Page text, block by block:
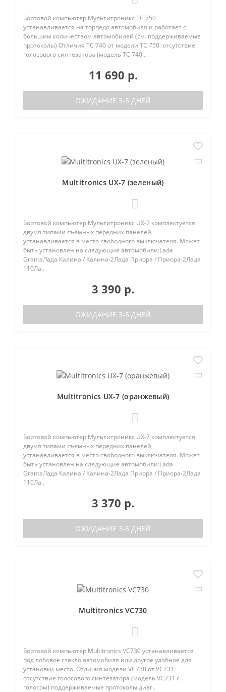
Бортовой компьютер Мультитроникс TC 750
устанавливается на торпедо автомобиля и работает с
большим количеством автомобилей (см. поддерживаемые
протоколы) Отличия TC 740 от модели TC 750: отсутствие
голосового синтезатора (модель TC 740 ..
11 690 р.
ОЖИДАНИЕ 3-5 ДНЕЙ
Multitronics UX-7 (зеленый)
Бортовой компьютер Мультитроникс UX-7 комплектуется
двумя типами съемных передних панелей,
устанавливается в место свободного выключателя. Может
быть установлен на следующие автомобили:Lada
GrantaЛада Калина / Калина-2Лада Приора / Приора-2Лада
110Ла..
3 390 р.
ОЖИДАНИЕ 3-5 ДНЕЙ
Multitronics UX-7 (оранжевый)
Бортовой компьютер Мультитроникс UX-7 комплектуется
двумя типами съемных передних панелей,
устанавливается в место свободного выключателя. Может
быть установлен на следующие автомобили:Lada
GrantaЛада Калина / Калина-2Лада Приора / Приора-2Лада
110Ла..
3 370 р.
ОЖИДАНИЕ 3-5 ДНЕЙ
Multitronics VC730
Бортовой компьютер Multitronics VC730 устанавливается
под лобовое стекло автомобиля или другое удобное для
установки место. Отличия модели VC730 от VC731:
отсутствие голосового синтезатора (модель VC731 с
голосом) поддерживаемые протоколы диаг..